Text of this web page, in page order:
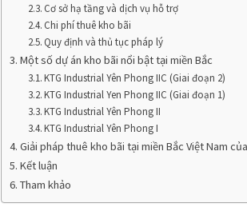
Cơ sở hạ tầng và dịch vụ hỗ trợ
Chi phí thuê kho bãi
Quy định và thủ tục pháp lý
Một số dự án kho bãi nổi bật tại miền Bắc
KTG Industrial Yên Phong IIC (Giai đoạn 2)
KTG Industrial Yen Phong IIC (Giai đoạn 1)
KTG Industrial Yên Phong II
KTG Industrial Yên Phong I
Giải pháp thuê kho bãi tại miền Bắc Việt Nam
Kết luận
Tham khảo